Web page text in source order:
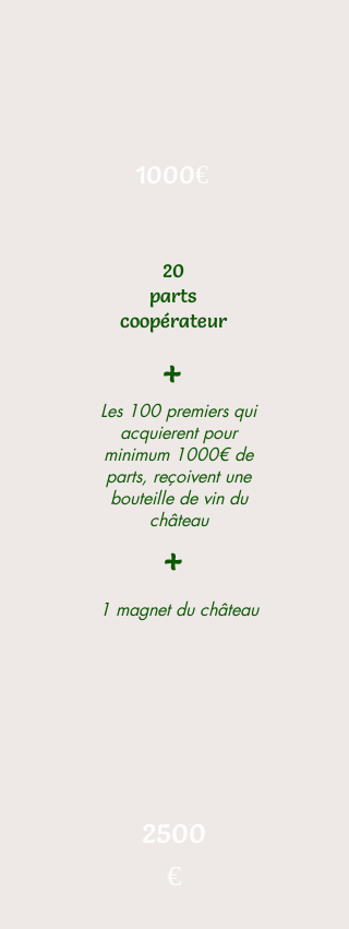
20
parts
coopérateur
+
Les 100 premiers qui
acquierent pour
minimum 1000€ de
parts, reçoivent une
bouteille de vin du
château
+
1 magnet du château